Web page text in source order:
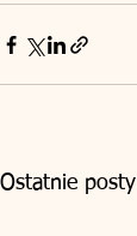
Ostatnie posty